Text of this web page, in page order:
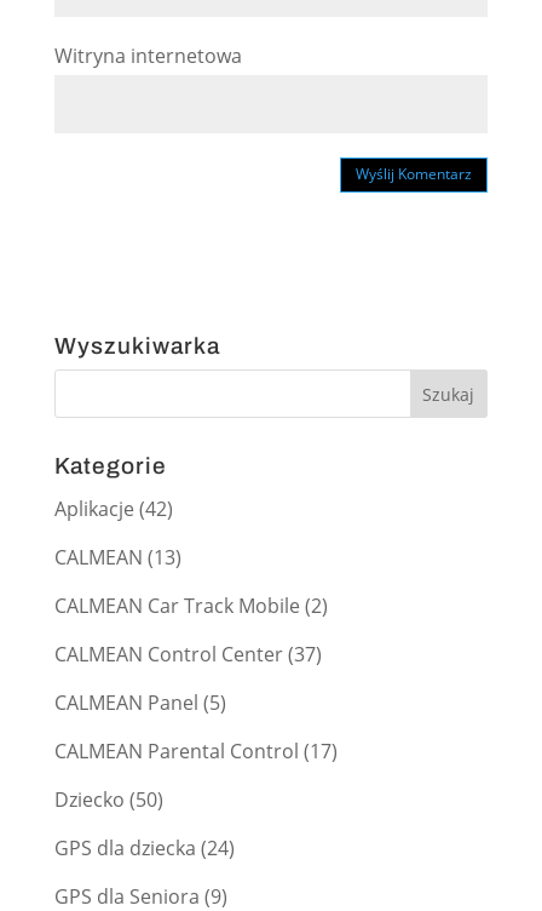
Witryna internetowa
Wyszukiwarka
Kategorie
Aplikacje (42)
CALMEAN (13)
CALMEAN Car Track Mobile (2)
CALMEAN Control Center(37)
CALMEAN Panel (5)
CALMEAN Parental Control (17)
Dziecko (50)
GPS dla dziecka (24)
GPS dla Seniora (9)